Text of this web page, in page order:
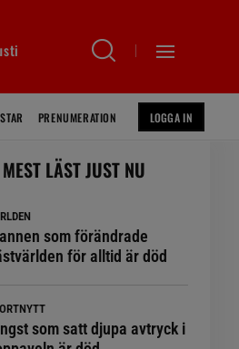
PRENUMERATION LOGGA IN
MEST LÄST JUST NU
som förändrade
för alltid är död
som satt djupa avtryck i